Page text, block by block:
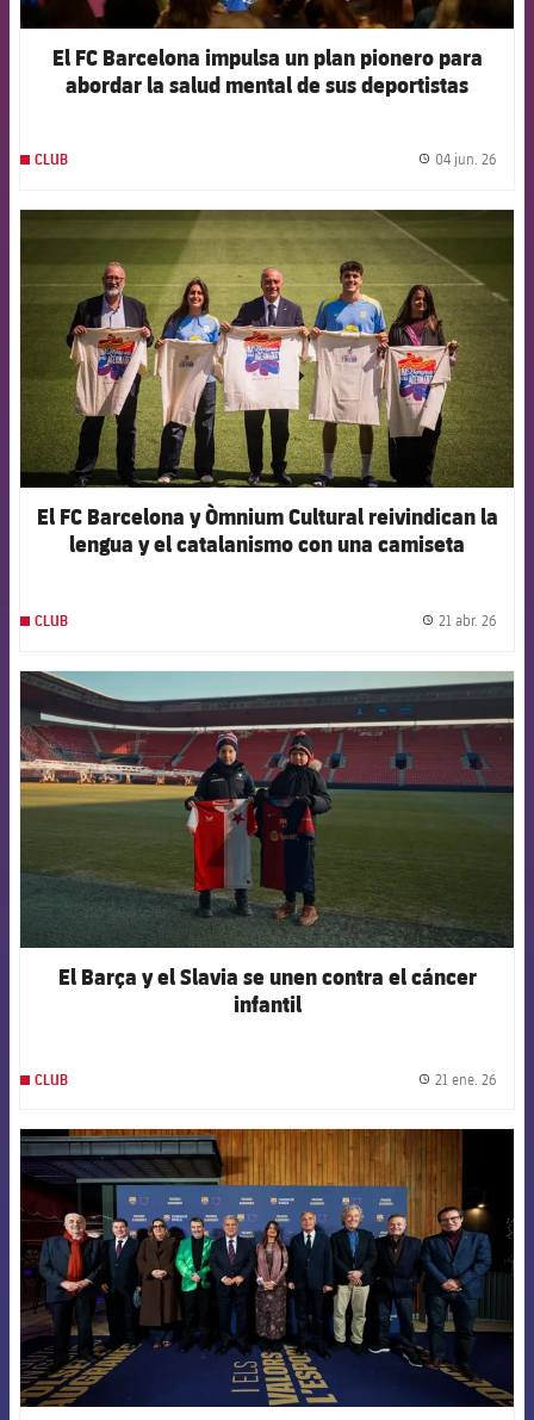
El FC Barcelona impulsa un plan pionero para
abordar la salud mental de sus deportistas
CLUB 04 jun. 26
FCB Barcelona badge
El FC Barcelona y Òmnium Cultural reivindican la
lengua y el catalanismo con una camiseta
CLUB 21 abr. 26
FCB Barcelona badge
El Barça y el Slavia se unen contra el cáncer
infantil
CLUB 21 ene. 26
FCB Barcelona badge